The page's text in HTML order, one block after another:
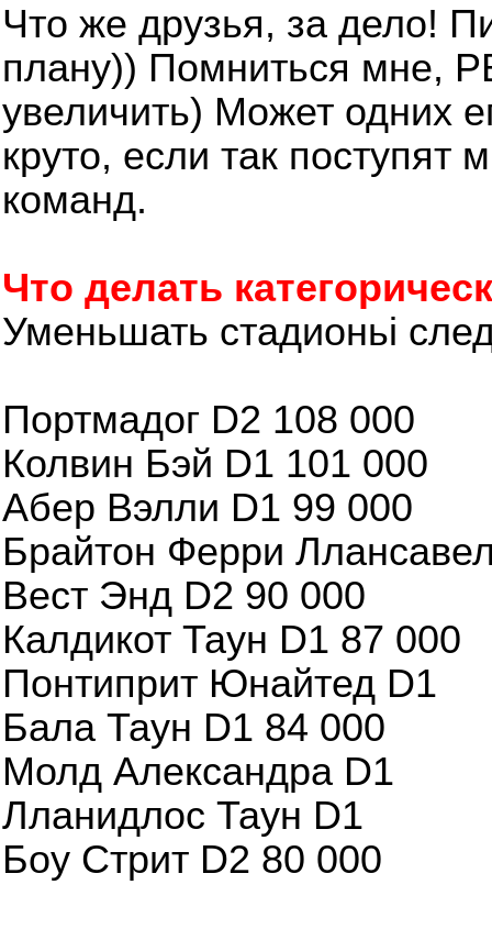
Что же друзья, за дело!
плану)) Помниться мне,
увеличить) Может одних
круто, если так поступят
команд.
Что делать
Уменьшать стадионьі
Портмадог D2 108 000
Колвин Бэй D1 101 000
Абер Вэлли D1 99 000
Брайтон Ферри
Вест Энд D2 90 000
Калдикот Таун D1 87 000
Понтиприт Юнайтед D1
Бала Таун D1 84 000
Молд Александра D1
Лланидлос Таун D1
Боу Стрит D2 80 000